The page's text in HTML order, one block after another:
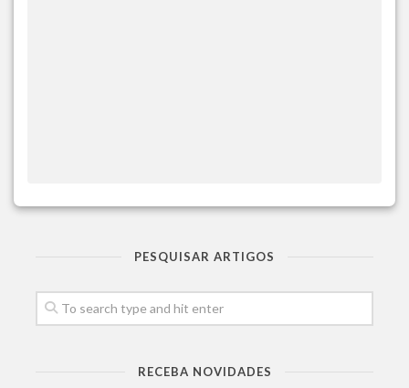
PESQUISAR ARTIGOS
RECEBA NOVIDADES